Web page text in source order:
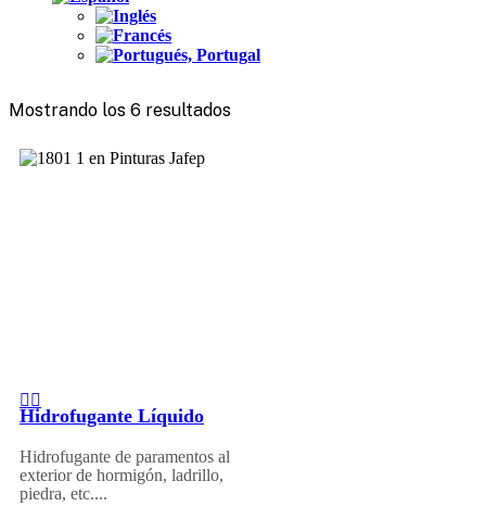
Mostrando los 6 resultados
Hidrofugante Líquido
Hidrofugante de paramentos al
exterior de hormigón, ladrillo,
piedra, etc....